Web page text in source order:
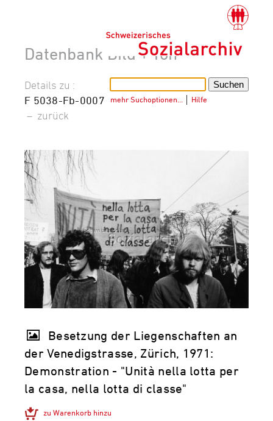
Datenbank Bild + Ton
mehr Suchoptionen… Hilfe
Details zu :
F 5038-Fb-0007
– zurück
Besetzung der Liegenschaften an
der Venedigstrasse, Zürich, 1971:
Demonstration - "Unità nella lotta per
la casa, nella lotta di classe"
zu Warenkorb hinzu